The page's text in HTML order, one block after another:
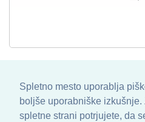
Spletno mesto uporablja
boljše uporabniške
spletne strani potrjujete, da